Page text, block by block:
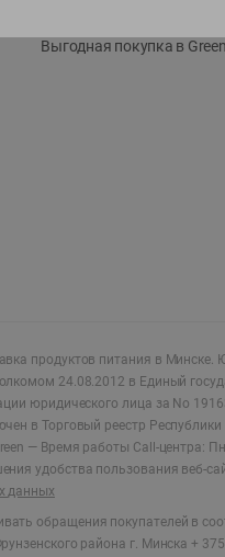
Выгодная покупка в Green
продуктов питания в Минске.
24.08.2012 в Единый
юридического лица за No
в Торговый реестр
— Время работы Call-центра:
удобства пользования веб-
данных
обращения покупателей в
района г. Минска +